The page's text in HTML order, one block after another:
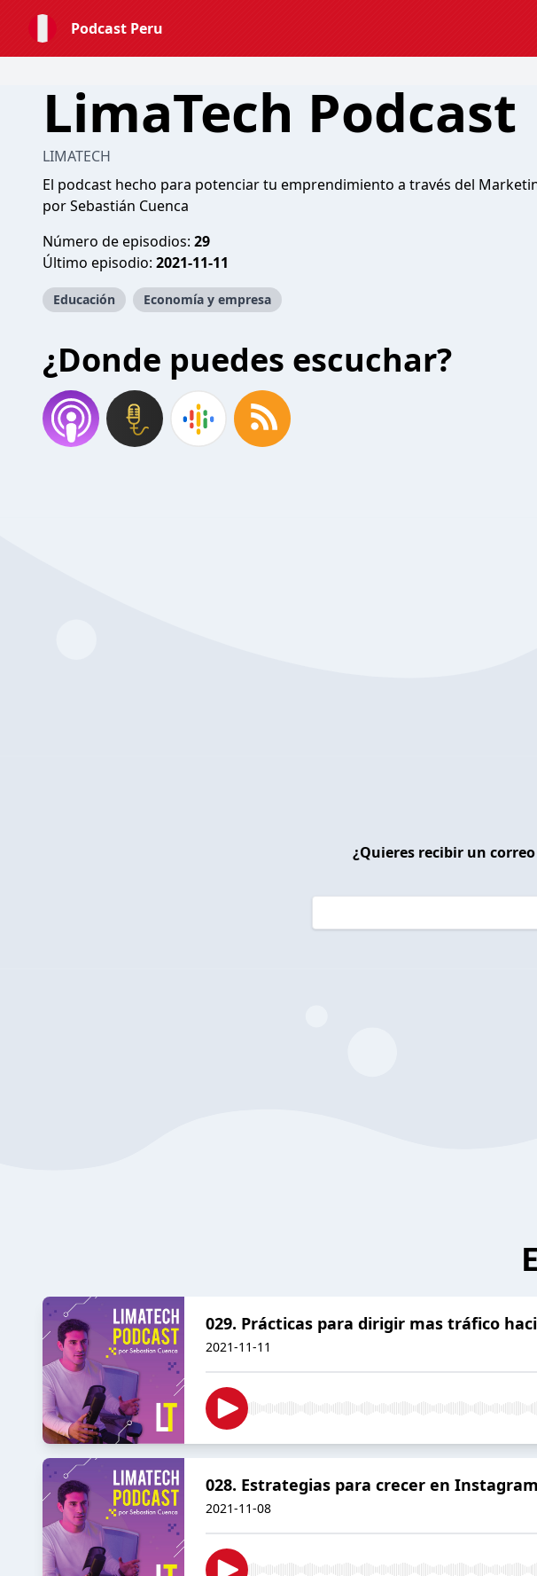
Podcast Peru
LimaTech Podcast
LIMATECH
El podcast hecho para potenciar tu emprendimiento a través del
por Sebastián Cuenca
Número de episodios: 29
Último episodio: 2021-11-11
Educación Economía y empresa
¿Donde puedes escuchar?
¿Quieres recibir un
029. Prácticas para dirigir mas tráfico
2021-11-11
028. Estrategias para crecer en
2021-11-08